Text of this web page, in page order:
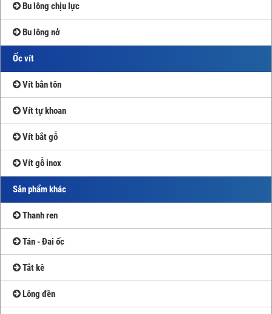
Bu lông chịu lực
Bu lông nở
Ốc vít
Vít bắn tôn
Vít tự khoan
Vít bắt gỗ
Vít gỗ inox
Sản phẩm khác
Thanh ren
Tán - Đai ốc
Tắt kê
Lông đền